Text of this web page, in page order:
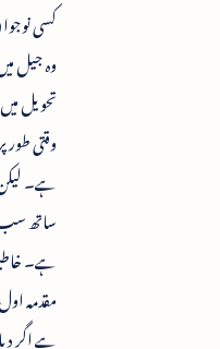
کسی
وہ جیل
تحویل
وقتی طور
ہے۔
ساتھ سب
ہے۔
مقدمہ
ہے اگر